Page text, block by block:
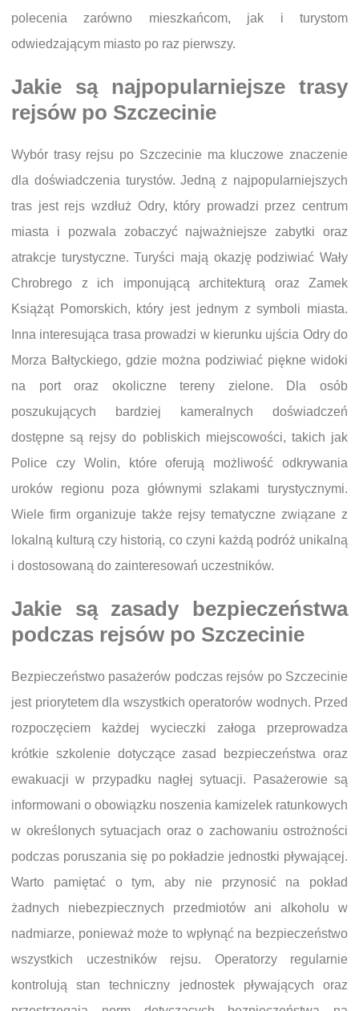
polecenia zarówno mieszkańcom, jak i turystom
odwiedzającym miasto po raz pierwszy.
Jakie są najpopularniejsze trasy
rejsów po Szczecinie
Wybór trasy rejsu po Szczecinie ma kluczowe znaczenie
dla doświadczenia turystów. Jedną z najpopularniejszych
tras jest rejs wzdłuż Odry, który prowadzi przez centrum
miasta i pozwala zobaczyć najważniejsze zabytki oraz
atrakcje turystyczne. Turyści mają okazję podziwiać Wały
Chrobrego z ich imponującą architekturą oraz Zamek
Książąt Pomorskich, który jest jednym z symboli miasta.
Inna interesująca trasa prowadzi w kierunku ujścia Odry do
Morza Bałtyckiego, gdzie można podziwiać piękne widoki
na port oraz okoliczne tereny zielone. Dla osób
poszukujących bardziej kameralnych doświadczeń
dostępne są rejsy do pobliskich miejscowości, takich jak
Police czy Wolin, które oferują możliwość odkrywania
uroków regionu poza głównymi szlakami turystycznymi.
Wiele firm organizuje także rejsy tematyczne związane z
lokalną kulturą czy historią, co czyni każdą podróż unikalną
i dostosowaną do zainteresowań uczestników.
Jakie są zasady bezpieczeństwa
podczas rejsów po Szczecinie
Bezpieczeństwo pasażerów podczas rejsów po Szczecinie
jest priorytetem dla wszystkich operatorów wodnych. Przed
rozpoczęciem każdej wycieczki załoga przeprowadza
krótkie szkolenie dotyczące zasad bezpieczeństwa oraz
ewakuacji w przypadku nagłej sytuacji. Pasażerowie są
informowani o obowiązku noszenia kamizelek ratunkowych
w określonych sytuacjach oraz o zachowaniu ostrożności
podczas poruszania się po pokładzie jednostki pływającej.
Warto pamiętać o tym, aby nie przynosić na pokład
żadnych niebezpiecznych przedmiotów ani alkoholu w
nadmiarze, ponieważ może to wpłynąć na bezpieczeństwo
wszystkich uczestników rejsu. Operatorzy regularnie
kontrolują stan techniczny jednostek pływających oraz